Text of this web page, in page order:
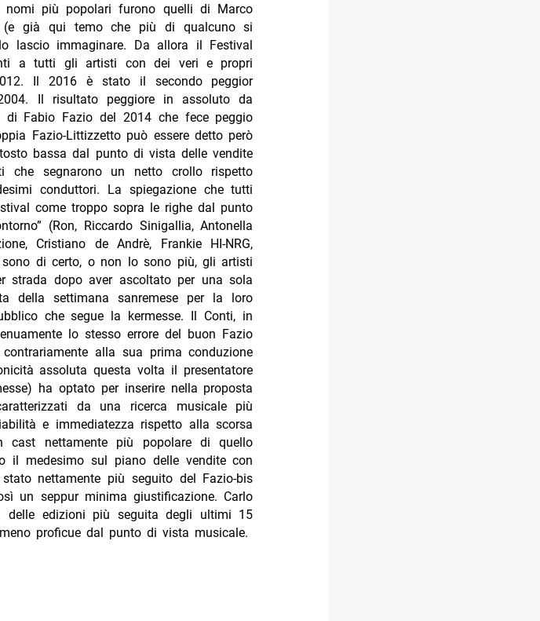
più popolari furono quelli di Marco
(e già qui temo che più di qualcuno si
lascio immaginare. Da allora il Festival
a tutti gli artisti con dei veri e propri
Il 2016 è stato il secondo peggior
Il risultato peggiore in assoluto da
Fabio Fazio del 2014 che fece peggio
Fazio-Littizzetto può essere detto però
bassa dal punto di vista delle vendite
che segnarono un netto crollo rispetto
conduttori. La spiegazione che tutti
come troppo sopra le righe dal punto
(Ron, Riccardo Sinigallia, Antonella
Cristiano de Andrè, Frankie HI-NRG,
sono di certo, o non lo sono più, gli artisti
dopo aver ascoltato per una sola
della settimana sanremese per la loro
che segue la kermesse. Il Conti, in
lo stesso errore del buon Fazio
alla sua prima conduzione
assoluta questa volta il presentatore
ha optato per inserire nella proposta
da una ricerca musicale più
e immediatezza rispetto alla scorsa
cast nettamente più popolare di quello
il medesimo sul piano delle vendite con
nettamente più seguito del Fazio-bis
un seppur minima giustificazione. Carlo
edizioni più seguita degli ultimi 15
proficue dal punto di vista musicale.